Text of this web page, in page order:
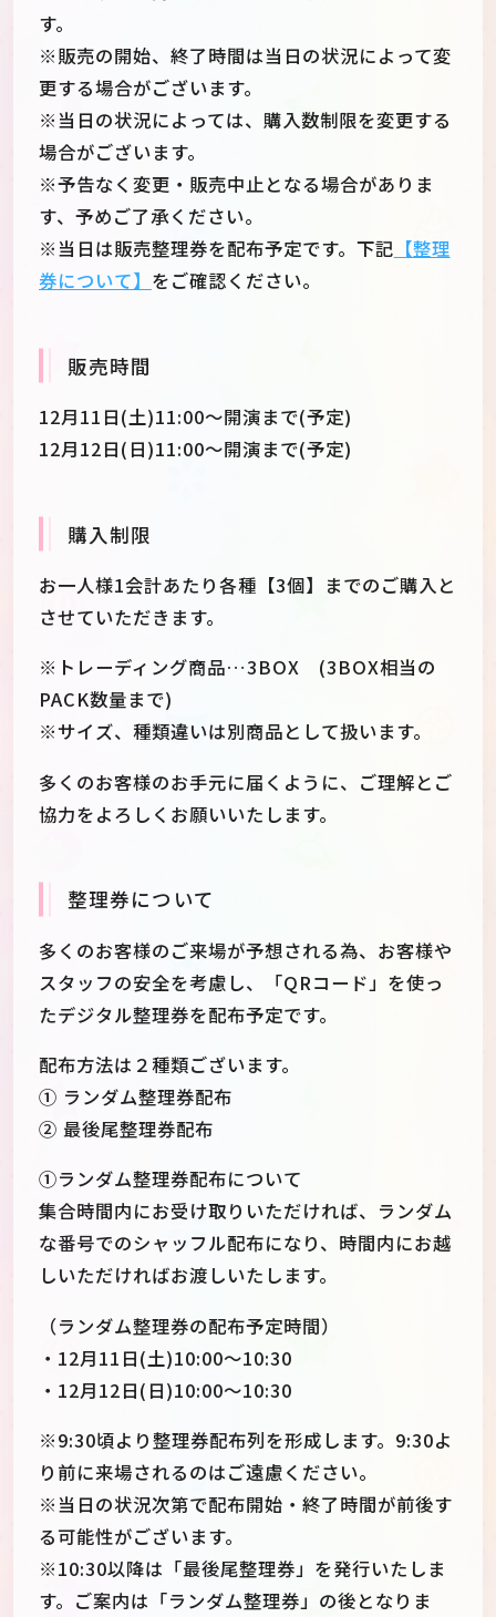
す。
※販売の開始、終了時間は当日の状況によって変
更する場合がございます。
※当日の状況によっては、購入数制限を変更する
場合がございます。
※予告なく変更・販売中止となる場合がありま
す、予めご了承ください。
※当日は販売整理券を配布予定です。下記 【整理
券について】 をご確認ください。
販売時間
12月11日(土)11:00～開演まで(予定)
12月12日(日)11:00～開演まで(予定)
購入制限
お一人様1会計あたり各種【3個】までのご購入と
させていただきます。
※トレーディング商品…3BOX (3BOX相当の
PACK数量まで)
※サイズ、種類違いは別商品として扱います。
多くのお客様のお手元に届くように、ご理解とご
協力をよろしくお願いいたします。
整理券について
多くのお客様のご来場が予想される為、お客様や
スタッフの安全を考慮し、「QRコード」を使っ
たデジタル整理券を配布予定です。
配布方法は２種類ございます。
① ランダム整理券配布
② 最後尾整理券配布
①ランダム整理券配布について
集合時間内にお受け取りいただければ、ランダム
な番号でのシャッフル配布になり、時間内にお越
しいただければお渡しいたします。
（ランダム整理券の配布予定時間）
・12月11日(土)10:00～10:30
・12月12日(日)10:00～10:30
※9:30頃より整理券配布列を形成します。9:30よ
り前に来場されるのはご遠慮ください。
※当日の状況次第で配布開始・終了時間が前後す
る可能性がございます。
※10:30以降は「最後尾整理券」を発行いたしま
す。ご案内は「ランダム整理券」の後となりま